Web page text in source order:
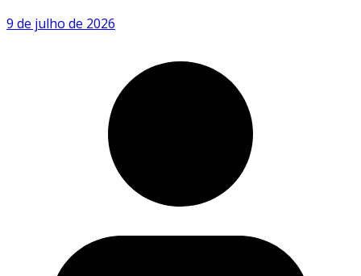
9 de julho de 2026